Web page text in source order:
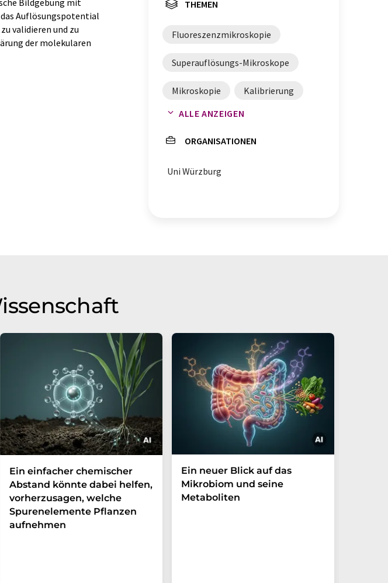
Bildgebung mit
Auflösungspotential
validieren und zu
der molekularen
THEMEN
Fluoreszenzmikroskopie
Superauflösungs-Mikroskope
Mikroskopie Kalibrierung
Klick-Chemie
Superauflösungsmikroskopie
ALLE ANZEIGEN
ORGANISATIONEN
Uni Würzburg
Ein einfacher chemischer
Abstand könnte dabei helfen,
vorherzusagen, welche
Spurenelemente Pflanzen
aufnehmen
Ein neuer Blick auf das
Mikrobiom und seine
Metaboliten